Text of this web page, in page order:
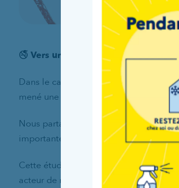
🚭 Vers un CHRDS “Lieu de santé
Dans le cadre du déploiement
mené une enquête du19 janvier au 6
Nous partageons aujourd’hui les
importante pour construire ensemble
Cette étude a été réalisée en
acteur de référence dans